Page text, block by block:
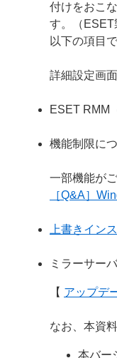
付けをおこ
す。（ESET
以下の項目
詳細設定画
ESET RMM
機能制限に
一部機能が
［Q&A］
上書きイン
ミラーサー
【 アップデ
なお、本資
本バー